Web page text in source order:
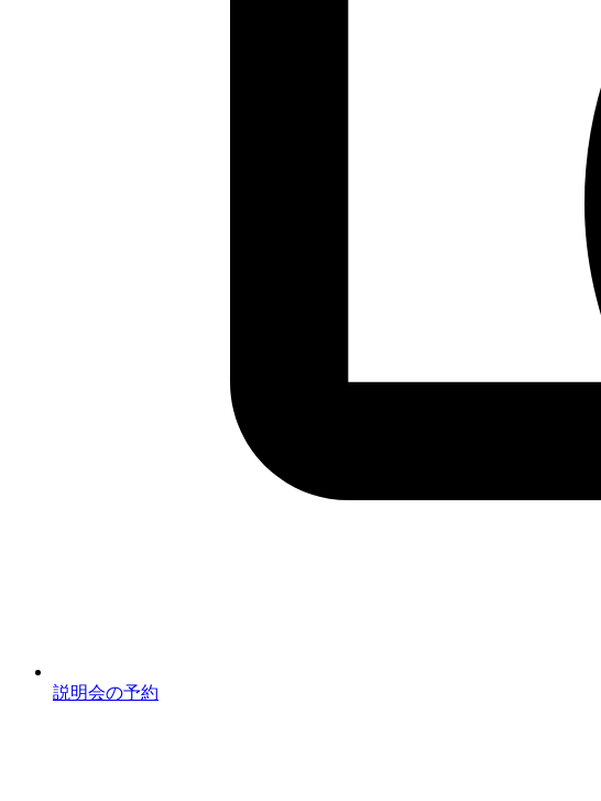
説明会の予約